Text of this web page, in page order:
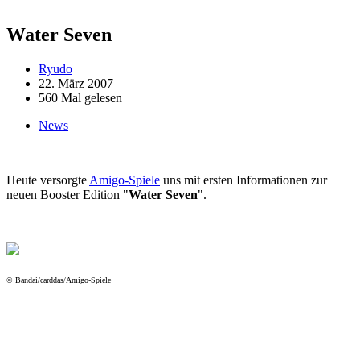
Water Seven
Ryudo
22. März 2007
560 Mal gelesen
News
Heute versorgte Amigo-Spiele uns mit ersten Informationen zur
neuen Booster Edition "Water Seven".
© Bandai/carddas/Amigo-Spiele